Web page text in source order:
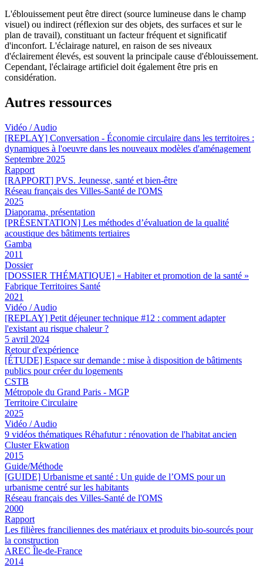
L'éblouissement peut être direct (source lumineuse dans le champ
visuel) ou indirect (réflexion sur des objets, des surfaces et sur le
plan de travail), constituant un facteur fréquent et significatif
d'inconfort. L'éclairage naturel, en raison de ses niveaux
d'éclairement élevés, est souvent la principale cause d'éblouissement.
Cependant, l'éclairage artificiel doit également être pris en
considération.
Autres ressources
Vidéo / Audio
[REPLAY] Conversation - Économie circulaire dans les territoires :
dynamiques à l'oeuvre dans les nouveaux modèles d'aménagement
Septembre 2025
Rapport
[RAPPORT] PVS. Jeunesse, santé et bien-être
Réseau français des Villes-Santé de l'OMS
2025
Diaporama, présentation
[PRÉSENTATION] Les méthodes d’évaluation de la qualité
acoustique des bâtiments tertiaires
Gamba
2011
Dossier
[DOSSIER THÉMATIQUE] « Habiter et promotion de la santé »
Fabrique Territoires Santé
2021
Vidéo / Audio
[REPLAY] Petit déjeuner technique #12 : comment adapter
l'existant au risque chaleur ?
5 avril 2024
Retour d'expérience
[ÉTUDE] Espace sur demande : mise à disposition de bâtiments
publics pour créer du logements
CSTB
Métropole du Grand Paris - MGP
Territoire Circulaire
2025
Vidéo / Audio
9 vidéos thématiques Réhafutur : rénovation de l'habitat ancien
Cluster Ekwation
2015
Guide/Méthode
[GUIDE] Urbanisme et santé : Un guide de l’OMS pour un
urbanisme centré sur les habitants
Réseau français des Villes-Santé de l'OMS
2000
Rapport
Les filières franciliennes des matériaux et produits bio-sourcés pour
la construction
AREC Île-de-France
2014